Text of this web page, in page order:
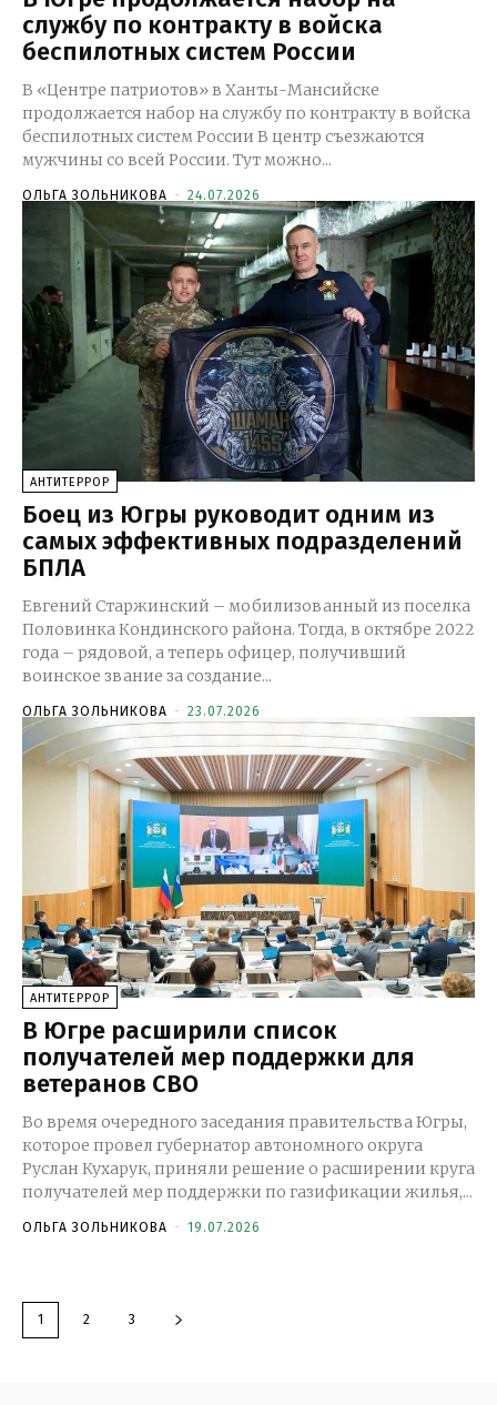
службу по контракту в войска
беспилотных систем России
В «Центре патриотов» в Ханты-Мансийске
продолжается набор на службу по контракту в войска
беспилотных систем России В центр съезжаются
мужчины со всей России. Тут можно...
ОЛЬГА ЗОЛЬНИКОВА - 24.07.2026
АНТИТЕРРОР
Боец из Югры руководит одним из
самых эффективных подразделений
БПЛА
Евгений Старжинский – мобилизованный из поселка
Половинка Кондинского района. Тогда, в октябре 2022
года – рядовой, а теперь офицер, получивший
воинское звание за создание...
ОЛЬГА ЗОЛЬНИКОВА - 23.07.2026
АНТИТЕРРОР
В Югре расширили список
получателей мер поддержки для
ветеранов СВО
Во время очередного заседания правительства Югры,
которое провел губернатор автономного округа
Руслан Кухарук, приняли решение о расширении круга
получателей мер поддержки по газификации жилья,...
ОЛЬГА ЗОЛЬНИКОВА - 19.07.2026
1 2 3